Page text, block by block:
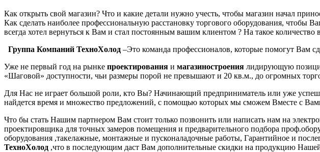
Как открыть свой магазин? Что и какие детали нужно учесть, чтобы магазин начал
Как сделать наиболее профессиональную расстановку торгового оборудования,
всегда хотел вернуться к Вам и стал постоянным вашим клиентом ? На такое
Группа Компаний ТехноХолод –Это команда профессионалов, которые помогут Вам
Уже не первый год на рынке проектирования и магазиностроения лидирующую
«Шаговой» доступности, чьи размеры порой не превышают и 20 кв.м., до огромных
Для Нас не играет большой роли, кто Вы? Начинающий предприниматель или уже
найдется время и множество предложений, с помощью которых мы сможем Вместе с
Что бы стать Нашим партнером Вам стоит только позвонить или написать нам на
проектировщика для точных замеров помещения и предварительного подбора
оборудования ,такелажные, монтажные и пусконаладочные работы, Гарантийное и
ТехноХолод ,что в последующим даст Вам дополнительные скидки на продукцию